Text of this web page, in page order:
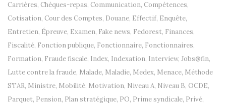
Carrières, Chèques-repas, Communication, Compétences,
Cotisation, Cour des Comptes, Douane, Effectif, Enquête,
Entretien, Épreuve, Examen, Fake news, Fedorest, Finances,
Fiscalité, Fonction publique, Fonctionnaire, Fonctionnaires,
Formation, Fraude fiscale, Index, Indexation, Interview, Jobs@fin,
Lutte contre la fraude, Malade, Maladie, Medex, Menace, Méthode
STAR, Ministre, Mobilité, Motivation, Niveau A, Niveau B, OCDE,
Parquet, Pension, Plan stratégique, PO, Prime syndicale, Privé,